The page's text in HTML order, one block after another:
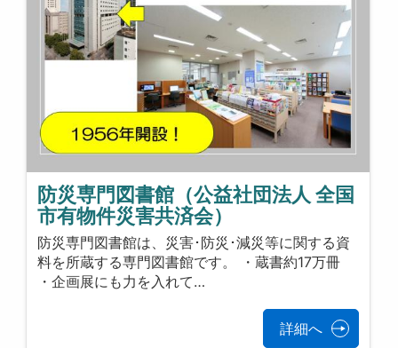
防災専門図書館（公益社団法人 全国
市有物件災害共済会）
防災専門図書館は、災害･防災･減災等に関する資
料を所蔵する専門図書館です。 ・蔵書約17万冊
・企画展にも力を入れて…
詳細へ